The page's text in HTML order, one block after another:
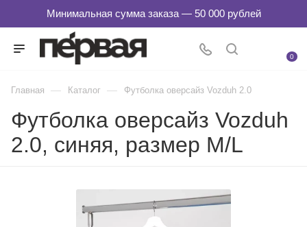
0
Главная — Каталог — Футболка оверсайз Vozduh 2.0
Футболка оверсайз Vozduh
2.0, синяя, размер M/L